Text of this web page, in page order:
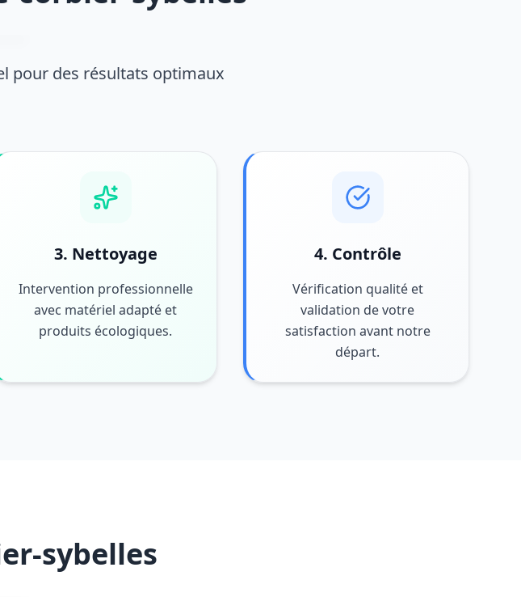
pour des résultats optimaux
3. Nettoyage
Intervention professionnelle
avec matériel adapté et
produits écologiques.
4. Contrôle
Vérification qualité et
validation de votre
satisfaction avant notre
départ.
sybelles